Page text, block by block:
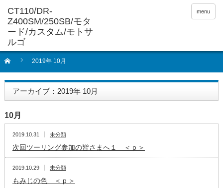
menu
2019年 10月
アーカイブ：2019年 10月
10月
2019.10.31 未分類
次回ツーリング参加の皆さまへ１ ＜ｐ＞
2019.10.29 未分類
もみじの色 ＜ｐ＞